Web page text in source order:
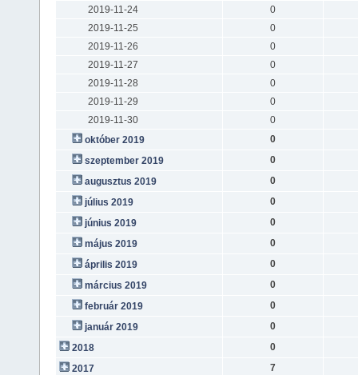
2019-11-24
0
2019-11-25
0
2019-11-26
0
2019-11-27
0
2019-11-28
0
2019-11-29
0
2019-11-30
0
október 2019
0
szeptember 2019
0
augusztus 2019
0
július 2019
0
június 2019
0
május 2019
0
április 2019
0
március 2019
0
február 2019
0
január 2019
0
2018
0
2017
7